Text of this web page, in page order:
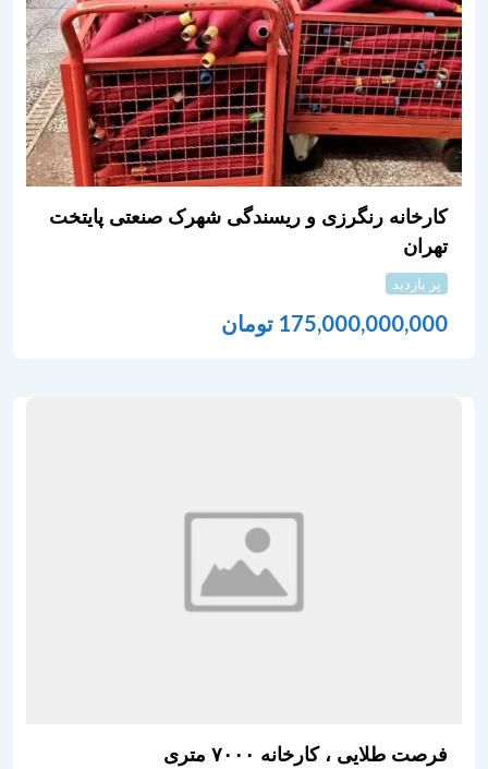
کارخانه رنگرزی و ریسندگی شهرک صنعتی پایتخت
تهران
پر بازدید
175,000,000,000 تومان
فرصت طلایی ، کارخانه ۷۰۰۰ متری